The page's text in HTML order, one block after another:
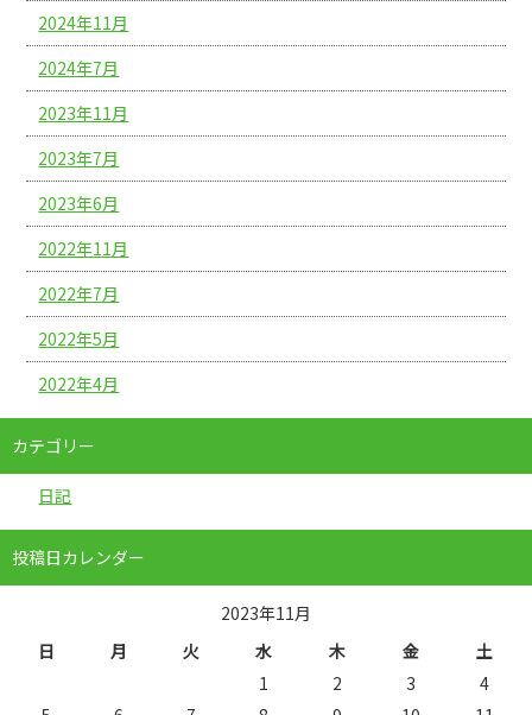
2024年11月
2024年7月
2023年11月
2023年7月
2023年6月
2022年11月
2022年7月
2022年5月
2022年4月
カテゴリー
日記
投稿日カレンダー
2023年11月
日
月 火 水 木 金
土
1
2 3
4